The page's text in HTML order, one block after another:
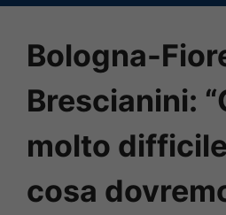
Bologna-
Brescianini:
molto
cosa